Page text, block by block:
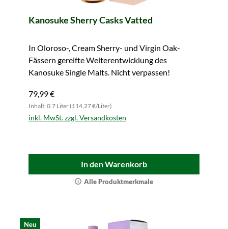
Kanosuke Sherry Casks Vatted
In Oloroso-, Cream Sherry- und Virgin Oak-
Fässern gereifte Weiterentwicklung des
Kanosuke Single Malts. Nicht verpassen!
79,99 €
Inhalt: 0.7 Liter (114,27 €/Liter)
inkl. MwSt. zzgl. Versandkosten
In den Warenkorb
Alle Produktmerkmale
Neu